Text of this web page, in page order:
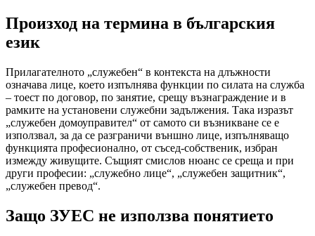
Произход на термина в българския
език
Прилагателното „служебен“ в контекста на длъжности
означава лице, което изпълнява функции по силата на служба
– тоест по договор, по занятие, срещу възнаграждение и в
рамките на установени служебни задължения. Така изразът
„служебен домоуправител“ от самото си възникване се е
използвал, за да се разграничи външно лице, изпълняващо
функцията професионално, от съсед-собственик, избран
измежду живущите. Същият смислов нюанс се среща и при
други професии: „служебно лице“, „служебен защитник“,
„служебен превод“.
Защо ЗУЕС не използва понятието